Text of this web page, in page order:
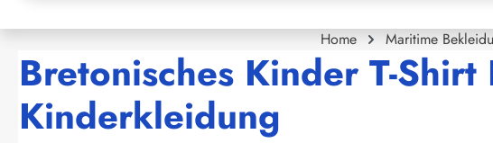
Home Maritime
Bretonisches Kinder T-
Kinderkleidung